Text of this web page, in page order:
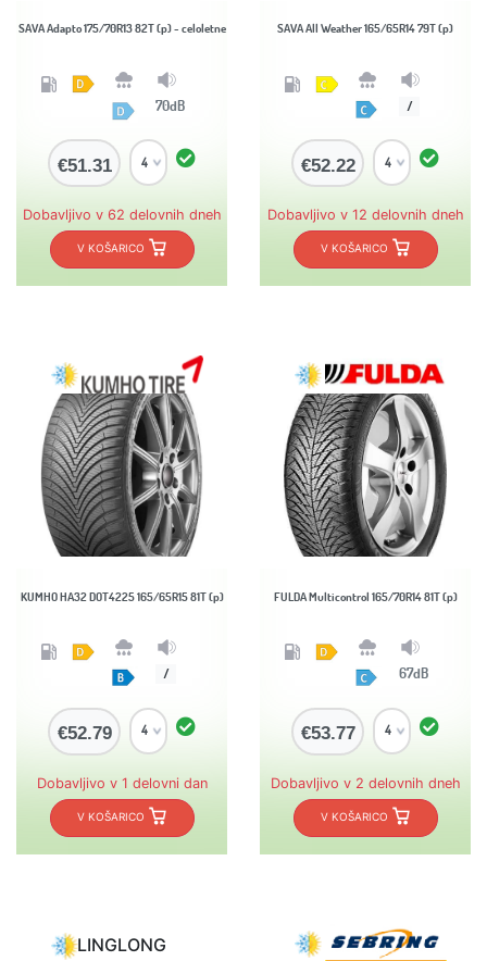
SAVA Adapto 175/70R13 82T (p) - celoletne
70dB
€51.31
Dobavljivo v 62 delovnih dneh
V KOŠARICO
SAVA All Weather 165/65R14 79T (p)
/
€52.22
Dobavljivo v 12 delovnih dneh
V KOŠARICO
KUMHO HA32 DOT4225 165/65R15 81T (p)
/
€52.79
Dobavljivo v 1 delovni dan
V KOŠARICO
FULDA Multicontrol 165/70R14 81T (p)
67dB
€53.77
Dobavljivo v 2 delovnih dneh
V KOŠARICO
LINGLONG